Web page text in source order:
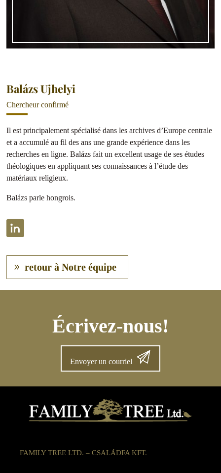
Balázs Ujhelyi
Chercheur confirmé
Il est principalement spécialisé dans les archives d’Europe centrale
et a accumulé au fil des ans une grande expérience dans les
recherches en ligne. Balázs fait un excellent usage de ses études
théologiques en appliquant ses connaissances à l’étude des
matériaux religieux.
Balázs parle hongrois.
retour à Notre équipe
Écrivez-nous!
Envoyer un courriel
FAMILY TREE LTD. – CSALÁDFA KFT.